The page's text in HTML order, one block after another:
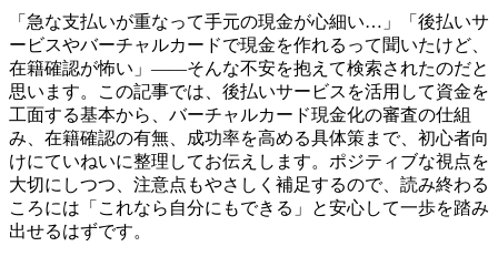
「急な支払いが重なって手元の現金が心細い…」「後払いサ
ービスやバーチャルカードで現金を作れるって聞いたけど、
在籍確認が怖い」——そんな不安を抱えて検索されたのだと
思います。この記事では、後払いサービスを活用して資金を
工面する基本から、バーチャルカード現金化の審査の仕組
み、在籍確認の有無、成功率を高める具体策まで、初心者向
けにていねいに整理してお伝えします。ポジティブな視点を
大切にしつつ、注意点もやさしく補足するので、読み終わる
ころには「これなら自分にもできる」と安心して一歩を踏み
出せるはずです。